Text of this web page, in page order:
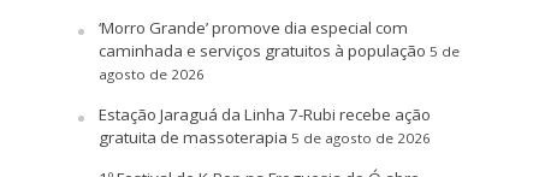
‘Morro Grande’ promove dia especial com
caminhada e serviços gratuitos à população 5 de
agosto de 2026
Estação Jaraguá da Linha 7-Rubi recebe ação
gratuita de massoterapia 5 de agosto de 2026